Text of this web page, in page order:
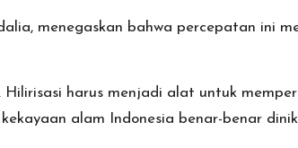
menegaskan bahwa percepatan ini
harus menjadi alat untuk
alam Indonesia benar-benar